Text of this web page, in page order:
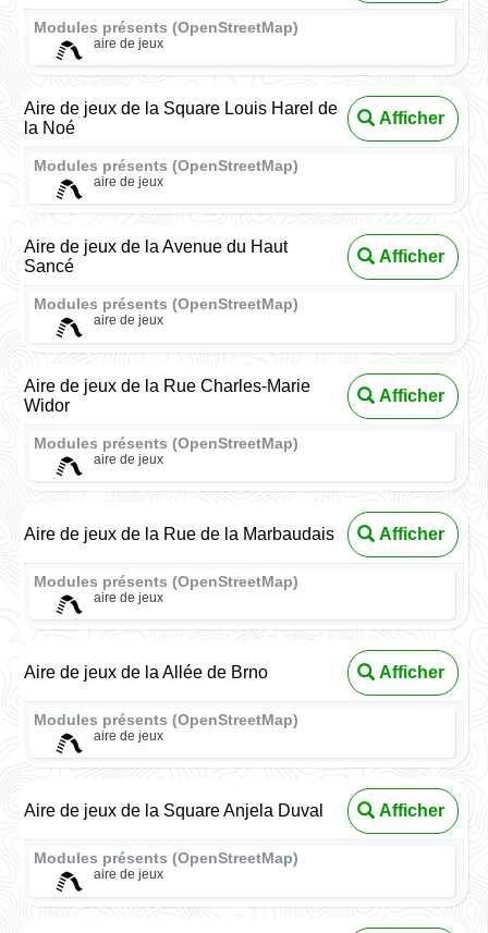
Modules présents (OpenStreetMap)
aire de jeux
Aire de jeux de la Square Louis Harel de
la Noé
Afficher
Modules présents (OpenStreetMap)
aire de jeux
Aire de jeux de la Avenue du Haut
Sancé
Afficher
Modules présents (OpenStreetMap)
aire de jeux
Aire de jeux de la Rue Charles-Marie
Widor
Afficher
Modules présents (OpenStreetMap)
aire de jeux
Aire de jeux de la Rue de la Marbaudais Afficher
Modules présents (OpenStreetMap)
aire de jeux
Aire de jeux de la Allée de Brno Afficher
Modules présents (OpenStreetMap)
aire de jeux
Aire de jeux de la Square Anjela Duval Afficher
Modules présents (OpenStreetMap)
aire de jeux